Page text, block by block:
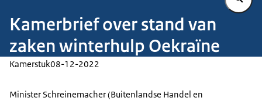
Kamerbrief over stand van
zaken winterhulp Oekraïne
Kamerstuk08-12-2022
Minister Schreinemacher (Buitenlandse Handel en